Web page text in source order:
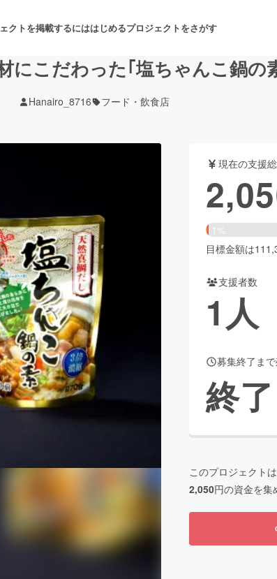
クトを掲載するにははじめるプロジェクトをさがす
舞台・パフォーマンス
フード・飲食店
版
ビューティー・ヘルスケア
for Social Good
ふるさと納税
にこだわった｢塩ちゃんこ鍋の
Hanairo_8716 フード・飲食店
現在の支援
1%
目標金額は
支援者数
1人
募集終了まで
終了
このプロジェクトは
2,050円の資金を集